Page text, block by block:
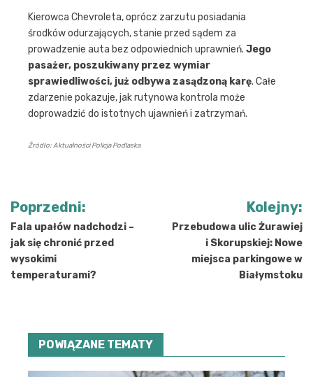
Kierowca Chevroleta, oprócz zarzutu posiadania
środków odurzających, stanie przed sądem za
prowadzenie auta bez odpowiednich uprawnień. Jego
pasażer, poszukiwany przez wymiar
sprawiedliwości, już odbywa zasądzoną karę. Całe
zdarzenie pokazuje, jak rutynowa kontrola może
doprowadzić do istotnych ujawnień i zatrzymań.
Źródło: Aktualności Policja Podlaska
Nawigacja
wpisu
Poprzedni:
Fala upałów nadchodzi –
jak się chronić przed
wysokimi
temperaturami?
Kolejny:
Przebudowa ulic Żurawiej
i Skorupskiej: Nowe
miejsca parkingowe w
Białymstoku
POWIĄZANE TEMATY